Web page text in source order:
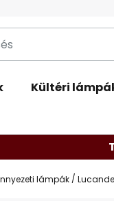
Kültéri
lámpák